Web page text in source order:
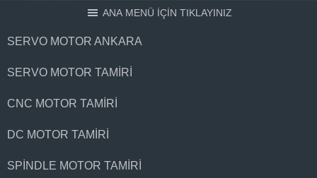
ANA MENÜ İÇİN TIKLAYINIZ
SERVO MOTOR ANKARA
SERVO MOTOR TAMIRI
CNC MOTOR TAMIRI
DC MOTOR TAMIRI
SPINDLE MOTOR TAMIRI